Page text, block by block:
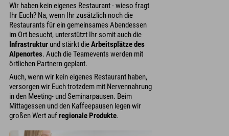
Wir haben kein eigenes Restaurant - wieso fragt
Ihr Euch? Na, wenn Ihr zusätzlich noch die
Restaurants für ein gemeinsames Abendessen
im Ort besucht, unterstützt Ihr somit auch die
Infrastruktur und stärkt dieArbeitsplätze des
Alpenortes. Auch die Teamevents werden mit
örtlichen Partnern geplant.
Auch, wenn wir kein eigenes Restaurant haben,
versorgen wir Euch trotzdem mit Nervennahrung
in den Meeting- und Seminarpausen. Beim
Mittagessen und den Kaffeepausen legen wir
großen Wert aufregionale Produkte.